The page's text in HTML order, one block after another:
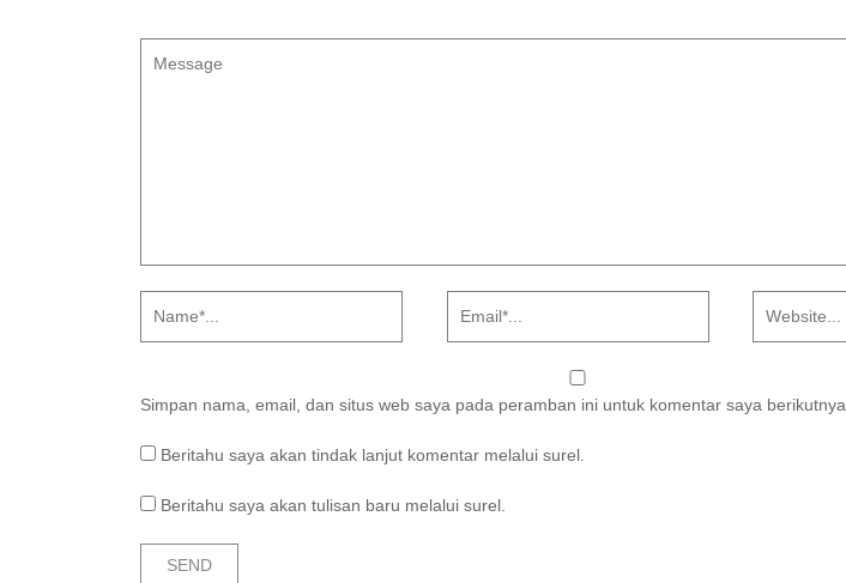
Simpan nama, email, dan situs web saya pada peramban ini untuk komentar saya berikutnya.
Beritahu saya akan tindak lanjut komentar melalui surel.
Beritahu saya akan tulisan baru melalui surel.